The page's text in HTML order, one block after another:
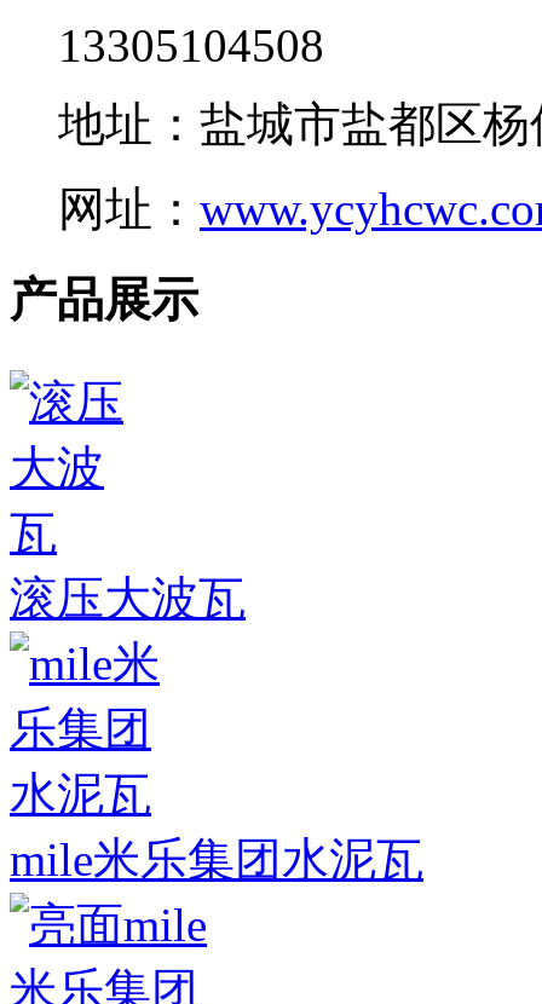
13305104508
地址：盐城市盐都区
网址：
产品展示
滚压大波瓦
mile米乐集团水泥瓦